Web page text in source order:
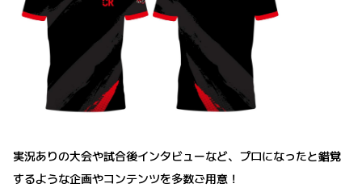
実況ありの大会や試合後インタビューなど、プロになったと錯覚
するような企画やコンテンツを多数ご用意！